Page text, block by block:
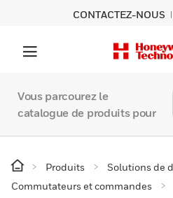
CONTACTEZ-NOUS
Vous parcourez le
catalogue de produits pour
Produits
Solutions de
Commutateurs et commandes